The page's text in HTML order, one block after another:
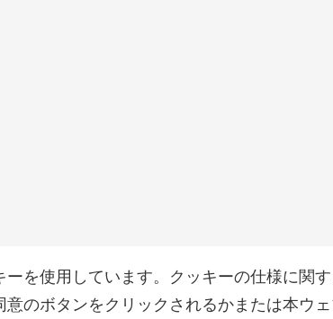
を使用しています。クッキーの仕様に関
意のボタンをクリックされるかまたは本ウ